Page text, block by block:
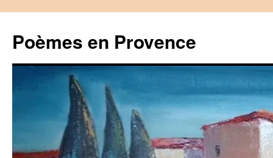
contenu
Poèmes en Provence